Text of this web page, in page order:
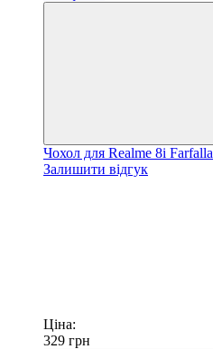
Чохол для Realme 8i Farfalla
Залишити відгук
Ціна:
329 грн